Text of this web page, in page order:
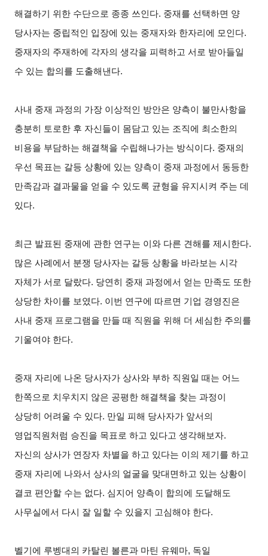
해결하기 위한 수단으로 종종 쓰인다. 중재를 선택하면 양
당사자는 중립적인 입장에 있는 중재자와 한자리에 모인다.
중재자의 주재하에 각자의 생각을 피력하고 서로 받아들일
수 있는 합의를 도출해낸다.
사내 중재 과정의 가장 이상적인 방안은 양측이 불만사항을
충분히 토로한 후 자신들이 몸담고 있는 조직에 최소한의
비용을 부담하는 해결책을 수립해나가는 방식이다. 중재의
우선 목표는 갈등 상황에 있는 양측이 중재 과정에서 동등한
만족감과 결과물을 얻을 수 있도록 균형을 유지시켜 주는 데
있다.
최근 발표된 중재에 관한 연구는 이와 다른 견해를 제시한다.
많은 사례에서 분쟁 당사자는 갈등 상황을 바라보는 시각
자체가 서로 달랐다. 당연히 중재 과정에서 얻는 만족도 또한
상당한 차이를 보였다. 이번 연구에 따르면 기업 경영진은
사내 중재 프로그램을 만들 때 직원을 위해 더 세심한 주의를
기울여야 한다.
중재 자리에 나온 당사자가 상사와 부하 직원일 때는 어느
한쪽으로 치우치지 않은 공평한 해결책을 찾는 과정이
상당히 어려울 수 있다. 만일 피해 당사자가 앞서의
영업직원처럼 승진을 목표로 하고 있다고 생각해보자.
자신의 상사가 연장자 차별을 하고 있다는 이의 제기를 하고
중재 자리에 나와서 상사의 얼굴을 맞대면하고 있는 상황이
결코 편안할 수는 없다. 심지어 양측이 합의에 도달해도
사무실에서 다시 잘 일할 수 있을지 고심해야 한다.
벨기에 루벵대의 카탈린 볼른과 마틴 유웨마, 독일